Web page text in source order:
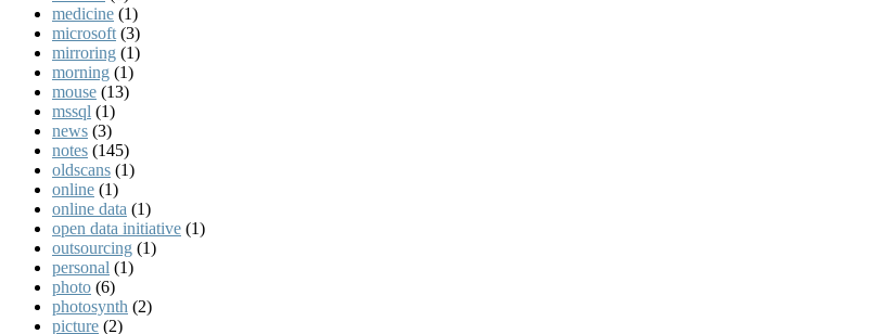
medicine (1)
microsoft (3)
mirroring (1)
morning (1)
mouse (13)
mssql (1)
news (3)
notes (145)
oldscans (1)
online (1)
online data (1)
open data initiative (1)
outsourcing (1)
personal (1)
photo (6)
photosynth (2)
picture (2)